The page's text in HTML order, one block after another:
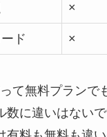
×
ド ×
て無料プランで
数に違いはない